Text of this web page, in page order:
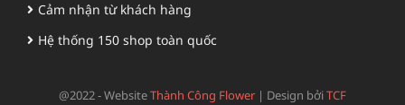
Cảm nhận từ khách hàng
Hệ thống 150 shop toàn quốc
@2022 - WebsiteThành Công Flower | Design bởiTCF